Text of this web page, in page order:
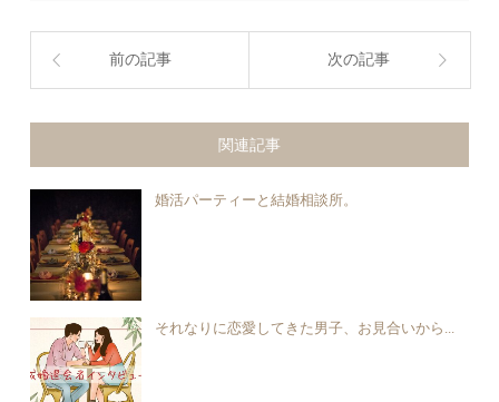
前の記事 次の記事
関連記事
婚活パーティーと結婚相談所。
それなりに恋愛してきた男子、お見合いから...